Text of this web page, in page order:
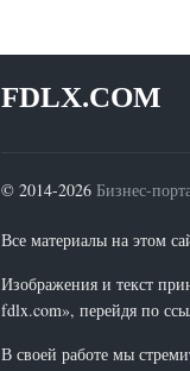
FDLX.COM
© 2014-2026 Бизнес-
Все материалы на этом
Изображения и текст
fdlx.com», перейдя по
В своей работе мы